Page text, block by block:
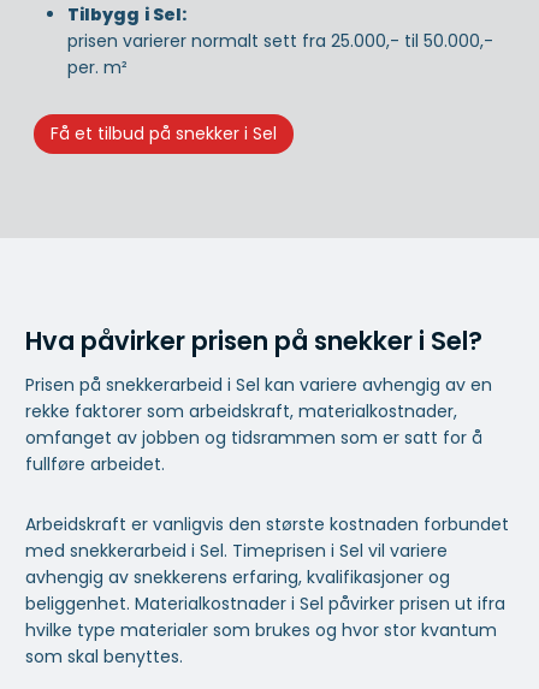
Tilbygg i Sel:
prisen varierer normalt sett fra 25.000,- til 50.000,-
per. m²
Få et tilbud på snekker i Sel
Hva påvirker prisen på snekker i Sel?
Prisen på snekkerarbeid i Sel kan variere avhengig av en
rekke faktorer som arbeidskraft, materialkostnader,
omfanget av jobben og tidsrammen som er satt for å
fullføre arbeidet.
Arbeidskraft er vanligvis den største kostnaden forbundet
med snekkerarbeid i Sel. Timeprisen i Sel vil variere
avhengig av snekkerens erfaring, kvalifikasjoner og
beliggenhet. Materialkostnader i Sel påvirker prisen ut ifra
hvilke type materialer som brukes og hvor stor kvantum
som skal benyttes.